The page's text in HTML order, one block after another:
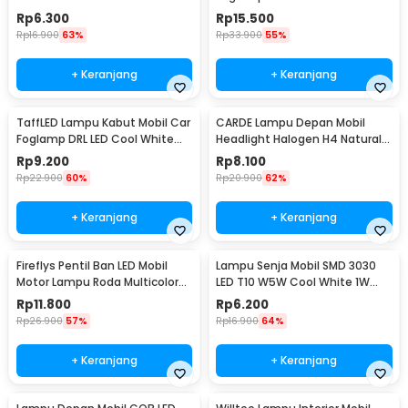
Rp6.300
Rp16.900 63%
+ Keranjang
Cool White 2 PCS - SMDWB
Rp15.500
Rp33.900 55%
+ Keranjang
TaffLED Lampu Kabut Mobil Car
Foglamp DRL LED Cool White
12V 8W 1 PCS - QC
Rp9.200
Rp22.900 60%
+ Keranjang
CARDE Lampu Depan Mobil
Headlight Halogen H4 Natural
White 100/90W 1PC - P43T
Rp8.100
Rp20.900 62%
+ Keranjang
Fireflys Pentil Ban LED Mobil
Motor Lampu Roda Multicolor
2PCS - AG10
Rp11.800
Rp26.900 57%
+ Keranjang
Lampu Senja Mobil SMD 3030
LED T10 W5W Cool White 1W
12/24V 2 PCS
Rp6.200
Rp16.900 64%
+ Keranjang